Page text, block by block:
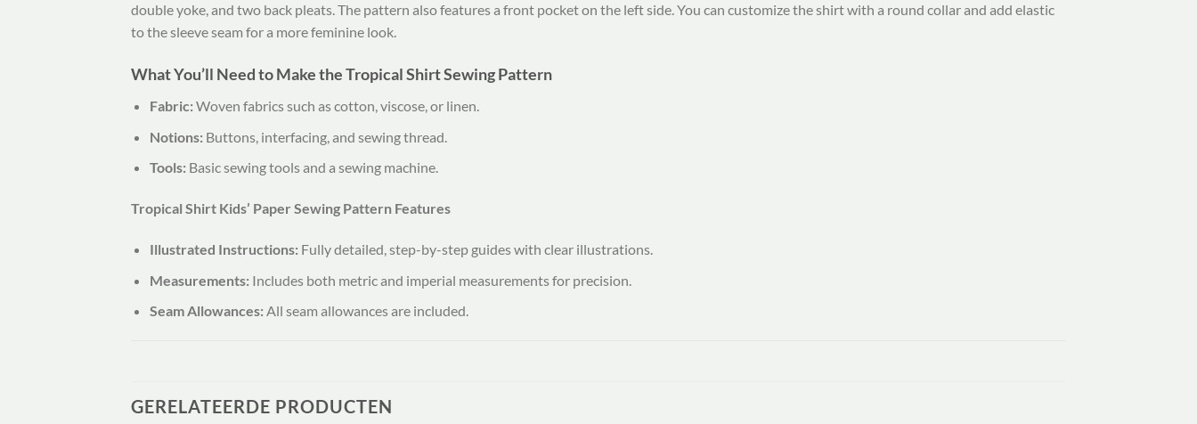
double yoke, and two back pleats. The pattern also features a front pocket on the left side. You can customize the shirt with a round collar and add elastic
to the sleeve seam for a more feminine look.
What You’ll Need to Make the Tropical Shirt Sewing Pattern
Fabric: Woven fabrics such as cotton, viscose, or linen.
Notions: Buttons, interfacing, and sewing thread.
Tools: Basic sewing tools and a sewing machine.
Tropical Shirt Kids’ Paper Sewing Pattern Features
Illustrated Instructions: Fully detailed, step-by-step guides with clear illustrations.
Measurements: Includes both metric and imperial measurements for precision.
Seam Allowances: All seam allowances are included.
GERELATEERDE PRODUCTEN